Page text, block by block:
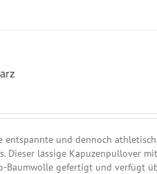
und dennoch
Dieser lässige Kapuzenpullover
Baumwolle gefertigt und verfügt